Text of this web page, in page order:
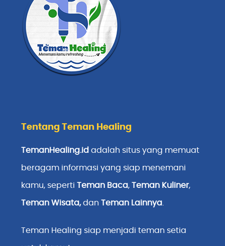
Tentang Teman Healing
TemanHealing.id adalah situs yang memuat
beragam informasi yang siap menemani
kamu, sepertiTeman Baca,Teman Kuliner,
Teman Wisata,danTeman Lainnya.
Teman Healing siap menjadi teman setia